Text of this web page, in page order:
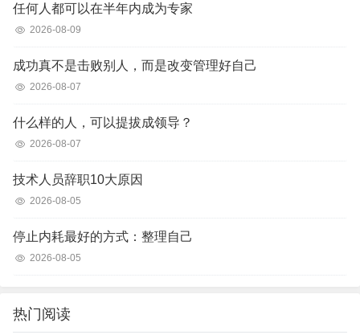
任何人都可以在半年内成为专家
2026-08-09
成功真不是击败别人，而是改变管理好自己
2026-08-07
什么样的人，可以提拔成领导？
2026-08-07
技术人员辞职10大原因
2026-08-05
停止内耗最好的方式：整理自己
2026-08-05
热门阅读